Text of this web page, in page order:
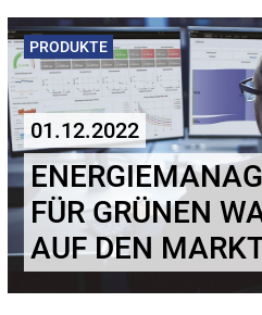
PRODUKTE
01.12.2022
FÜR GRÜNEN
AUF DEN